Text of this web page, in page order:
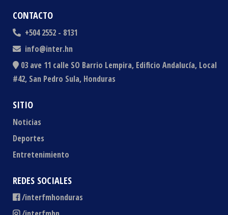
CONTACTO
+504 2552 - 8131
info@inter.hn
03 ave 11 calle SO Barrio Lempira, Edificio Andalucía, Local
#42, San Pedro Sula, Honduras
SITIO
Noticias
Deportes
Entretenimiento
REDES SOCIALES
/interfmhonduras